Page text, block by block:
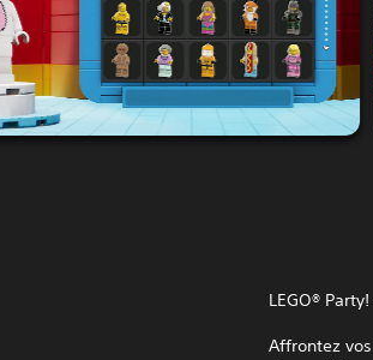
LEGO®
Affrontez